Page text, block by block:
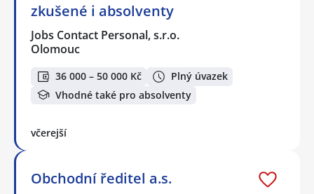
zkušené i absolventy
Jobs Contact Personal, s.r.o.
Olomouc
36 000 – 50 000 Kč
Plný úvazek
Vhodné také pro absolventy
včerejší
Obchodní ředitel a.s.